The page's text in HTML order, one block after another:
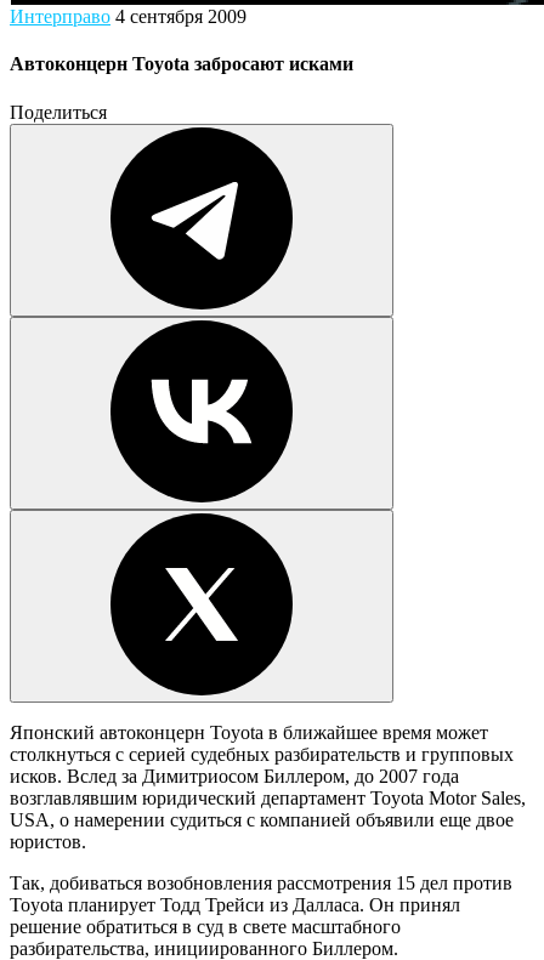
Интерправо 4 сентября 2009
Автоконцерн Toyota забросают исками
Поделиться
Японский автоконцерн Toyota в ближайшее время может
столкнуться с серией судебных разбирательств и групповых
исков. Вслед за Димитриосом Биллером, до 2007 года
возглавлявшим юридический департамент Toyota Motor Sales,
USA, о намерении судиться с компанией объявили еще двое
юристов.
Так, добиваться возобновления рассмотрения 15 дел против
Toyota планирует Тодд Трейси из Далласа. Он принял
решение обратиться в суд в свете масштабного
разбирательства, инициированного Биллером.